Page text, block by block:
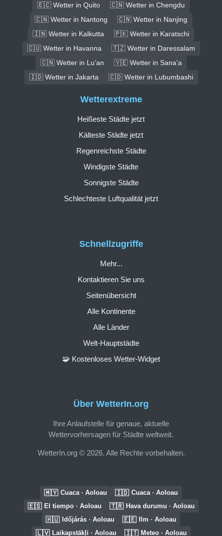
🇪🇨 Wetter in Quito
🇨🇳 Wetter in Chengdu
🇨🇳 Wetter in Nantong
🇨🇳 Wetter in Nanjing
🇮🇳 Wetter in Kalkutta
🇵🇰 Wetter in Karatschi
🇨🇺 Wetter in Havanna
🇹🇿 Wetter in Daressalam
🇨🇳 Wetter in Lu’an
🇾🇪 Wetter in Sana'a
🇮🇩 Wetter in Jakarta
🇨🇩 Wetter in Lubumbashi
Über WetterIn.org
Ihre Anlaufstelle für genaue, aktuelle
Wettervorhersagen für Städte weltweit.
WetterIn.org © 2026. Alle Rechte vorbehalten.
Schnellzugriffe
Mehr...
Kontaktieren Sie uns
Seitenübersicht
Alle Kontinente
Alle Länder
Welt-Hauptstädte
🧩 Kostenloses Wetter-Widget
Wetterextreme
Heißeste Städte jetzt
Kälteste Städte jetzt
Regenreichste Städte
Windigste Städte
Sonnigste Städte
Schlechteste Luftqualität jetzt
🇲🇾 Cuaca · Aoloau 🇮🇩 Cuaca · Aoloau
🇪🇸 El tiempo · Aoloau 🇹🇷 Hava durumu · Aoloau
🇭🇺 Időjárás · Aoloau 🇪🇪 Ilm · Aoloau
🇱🇻 Laikapstākļi · Aoloau 🇮🇹 Meteo · Aoloau